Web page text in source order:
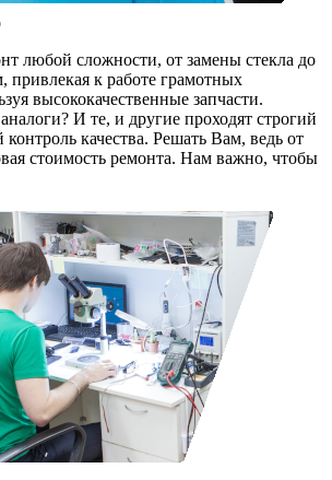
любой сложности, от замены стекла до
привлекая к работе грамотных
высококачественные запчасти.
И те, и другие проходят строгий
качества. Решать Вам, ведь от
стоимость ремонта. Нам важно, чтобы